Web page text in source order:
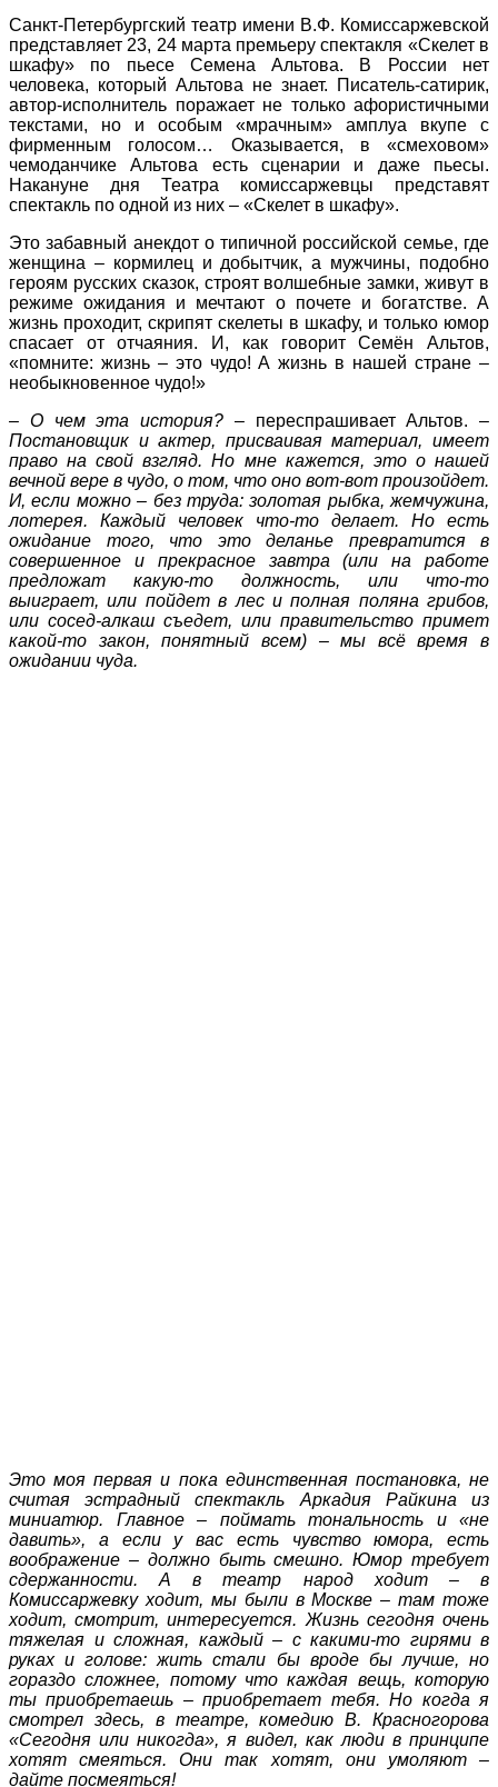
Санкт-Петербургский театр имени В.Ф. Комиссаржевской
представляет 23, 24 марта премьеру спектакля «Скелет в
шкафу» по пьесе Семена Альтова. В России нет
человека, который Альтова не знает. Писатель-сатирик,
автор-исполнитель поражает не только афористичными
текстами, но и особым «мрачным» амплуа вкупе с
фирменным голосом… Оказывается, в «смеховом»
чемоданчике Альтова есть сценарии и даже пьесы.
Накануне дня Театра комиссаржевцы представят
спектакль по одной из них – «Скелет в шкафу».
Это забавный анекдот о типичной российской семье, где
женщина – кормилец и добытчик, а мужчины, подобно
героям русских сказок, строят волшебные замки, живут в
режиме ожидания и мечтают о почете и богатстве. А
жизнь проходит, скрипят скелеты в шкафу, и только юмор
спасает от отчаяния. И, как говорит Семён Альтов,
«помните: жизнь – это чудо! А жизнь в нашей стране –
необыкновенное чудо!»
– О чем эта история? – переспрашивает Альтов. –
Постановщик и актер, присваивая материал, имеет
право на свой взгляд. Но мне кажется, это о нашей
вечной вере в чудо, о том, что оно вот-вот произойдет.
И, если можно – без труда: золотая рыбка, жемчужина,
лотерея. Каждый человек что-то делает. Но есть
ожидание того, что это деланье превратится в
совершенное и прекрасное завтра (или на работе
предложат какую-то должность, или что-то
выиграет, или пойдет в лес и полная поляна грибов,
или сосед-алкаш съедет, или правительство примет
какой-то закон, понятный всем) – мы всё время в
ожидании чуда.
Это моя первая и пока единственная постановка, не
считая эстрадный спектакль Аркадия Райкина из
миниатюр. Главное – поймать тональность и «не
давить», а если у вас есть чувство юмора, есть
воображение – должно быть смешно. Юмор требует
сдержанности. А в театр народ ходит – в
Комиссаржевку ходит, мы были в Москве – там тоже
ходит, смотрит, интересуется. Жизнь сегодня очень
тяжелая и сложная, каждый – с какими-то гирями в
руках и голове: жить стали бы вроде бы лучше, но
гораздо сложнее, потому что каждая вещь, которую
ты приобретаешь – приобретает тебя. Но когда я
смотрел здесь, в театре, комедию В. Красногорова
«Сегодня или никогда», я видел, как люди в принципе
хотят смеяться. Они так хотят, они умоляют –
дайте посмеяться!